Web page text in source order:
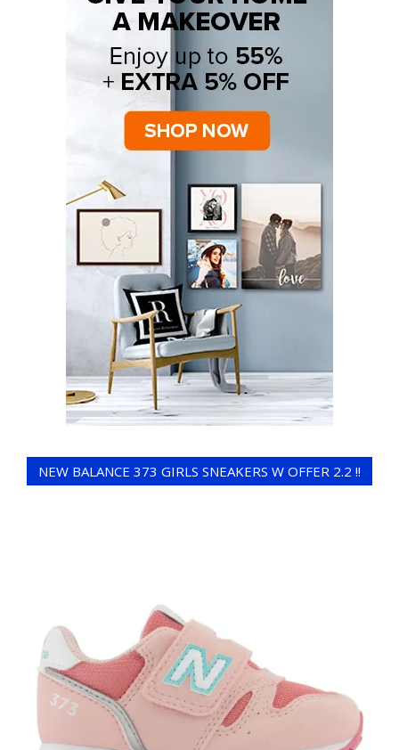
NEW BALANCE 373 GIRLS SNEAKERS W OFFER 2.2 !!